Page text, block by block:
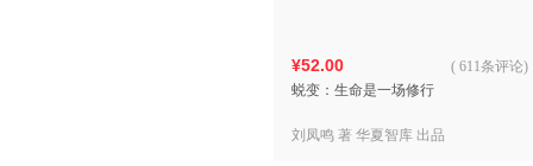
¥52.00
蜕变：生命是一场修行
( 611条评论)
刘凤鸣 著 华夏智库 出品